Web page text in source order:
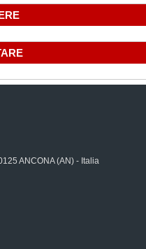
ANCONA (AN) - Italia